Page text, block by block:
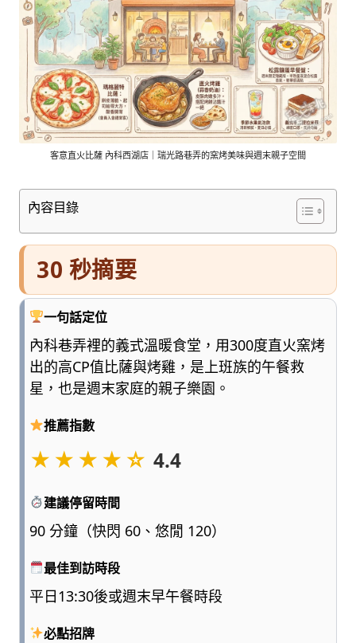
交
通、
車
順
遊
資
理
成
清
楚
懂
的
鑑，
誇、
用，
客意直火比薩 內科西湖店｜瑞光路巷弄的窯烤美味與週末親子空間
內容目錄
30 秒摘要
一句話定位
內科巷弄裡的義式溫暖食堂，用300度直火窯烤
出的高CP值比薩與烤雞，是上班族的午餐救
星，也是週末家庭的親子樂園。
推薦指數
★★★★☆ 4.4
建議停留時間
90 分鐘（快閃 60、悠閒 120）
最佳到訪時段
平日13:30後或週末早午餐時段
必點招牌